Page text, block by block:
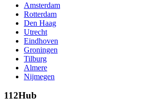
Amsterdam
Rotterdam
Den Haag
Utrecht
Eindhoven
Groningen
Tilburg
Almere
Nijmegen
112Hub